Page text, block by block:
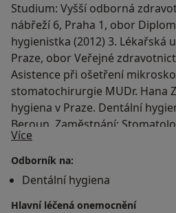
Studium: Vyšší odborná
nábřeží 6, Praha 1, obor
hygienistka (2012) 3. Lékařská
Praze, obor Veřejné
Asistence při ošetření
stomatochirurgie MUDr. Hana
hygiena v Praze. Dentální
Beroun. Zaměstnání:
Dentální hygiena Bc. Kristýna
praxe Semináře: Pravidelné
Vinohradské dentální dny,
centrum Kladno-doc. MUDr.
Více
Odborník na:
Dentální hygiena
Hlavní léčená onemocnění